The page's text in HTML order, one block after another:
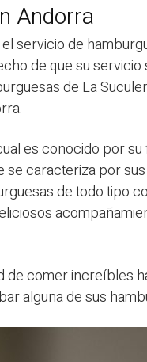
Andorra
servicio de
de que su
de La
es conocido por
se caracteriza por
de todo tipo
de comer increíbles
alguna de sus